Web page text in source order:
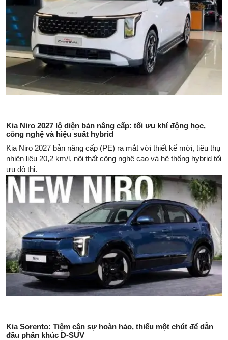
Kia Niro 2027 lộ diện bản nâng cấp: tối ưu khí động học,
công nghệ và hiệu suất hybrid
Kia Niro 2027 bản nâng cấp (PE) ra mắt với thiết kế mới, tiêu thụ
nhiên liệu 20,2 km/l, nội thất công nghệ cao và hệ thống hybrid tối
ưu đô thị.
Kia Sorento: Tiệm cận sự hoàn hảo, thiếu một chút để dẫn
đầu phân khúc D-SUV